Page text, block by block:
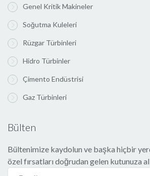
Genel Kritik Makineler
Soğutma Kuleleri
Rüzgar Türbinleri
Hidro Türbinler
Çimento Endüstrisi
Gaz Türbinleri
Bülten
Bültenimize kaydolun ve başka hiçbir
özel fırsatları doğrudan gelen kutunuza